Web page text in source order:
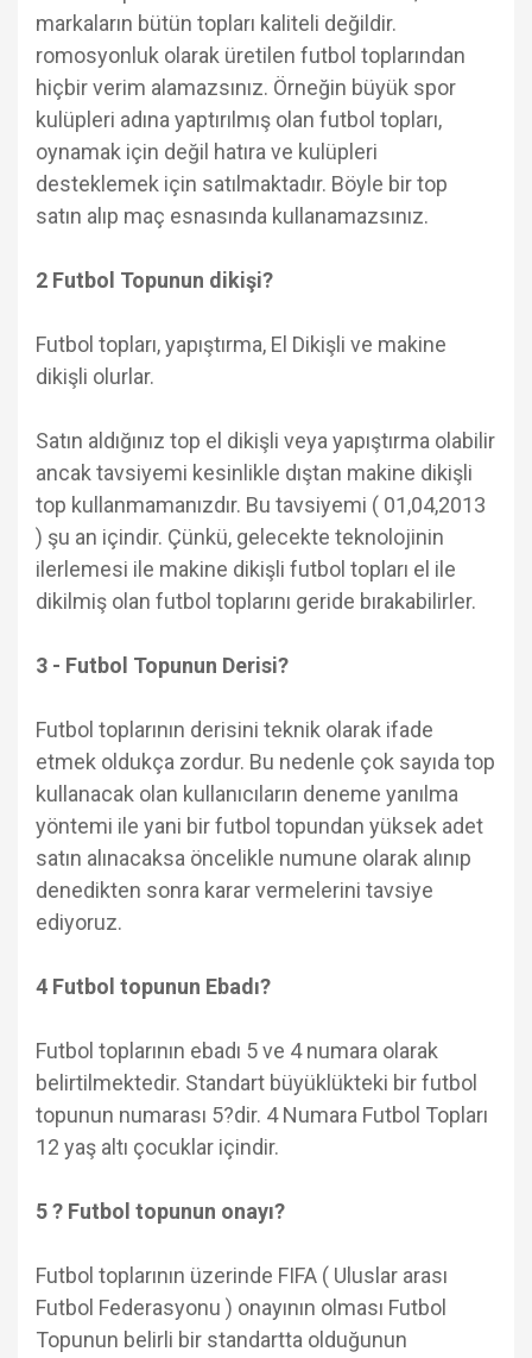
markaların bütün topları kaliteli değildir.
romosyonluk olarak üretilen futbol toplarından
hiçbir verim alamazsınız. Örneğin büyük spor
kulüpleri adına yaptırılmış olan futbol topları,
oynamak için değil hatıra ve kulüpleri
desteklemek için satılmaktadır. Böyle bir top
satın alıp maç esnasında kullanamazsınız.
2 Futbol Topunun dikişi?
Futbol topları, yapıştırma, El Dikişli ve makine
dikişli olurlar.
Satın aldığınız top el dikişli veya yapıştırma olabilir
ancak tavsiyemi kesinlikle dıştan makine dikişli
top kullanmamanızdır. Bu tavsiyemi ( 01,04,2013
) şu an içindir. Çünkü, gelecekte teknolojinin
ilerlemesi ile makine dikişli futbol topları el ile
dikilmiş olan futbol toplarını geride bırakabilirler.
3 - Futbol Topunun Derisi?
Futbol toplarının derisini teknik olarak ifade
etmek oldukça zordur. Bu nedenle çok sayıda top
kullanacak olan kullanıcıların deneme yanılma
yöntemi ile yani bir futbol topundan yüksek adet
satın alınacaksa öncelikle numune olarak alınıp
denedikten sonra karar vermelerini tavsiye
ediyoruz.
4 Futbol topunun Ebadı?
Futbol toplarının ebadı 5 ve 4 numara olarak
belirtilmektedir. Standart büyüklükteki bir futbol
topunun numarası 5?dir. 4 Numara Futbol Topları
12 yaş altı çocuklar içindir.
5 ? Futbol topunun onayı?
Futbol toplarının üzerinde FIFA ( Uluslar arası
Futbol Federasyonu ) onayının olması Futbol
Topunun belirli bir standartta olduğunun